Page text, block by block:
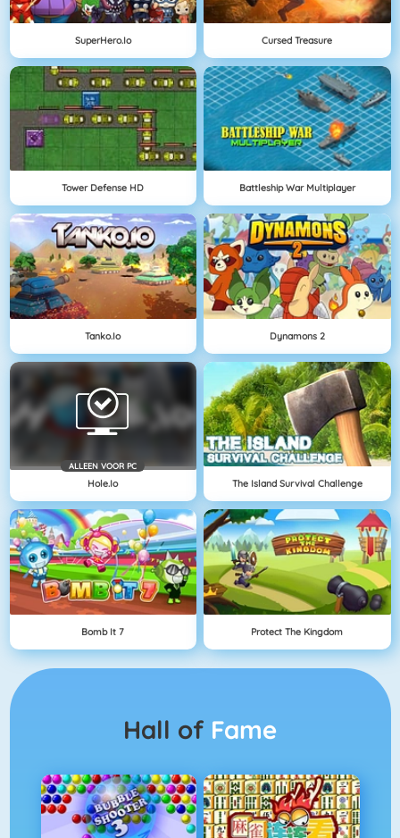
SuperHero.io Cursed Treasure
Tower Defense HD Battleship War Multiplayer
Tanko.io Dynamons 2
ALLEEN VOOR PC
Hole.io The Island Survival Challenge
Bomb It 7 Protect The Kingdom
Hall of Fame